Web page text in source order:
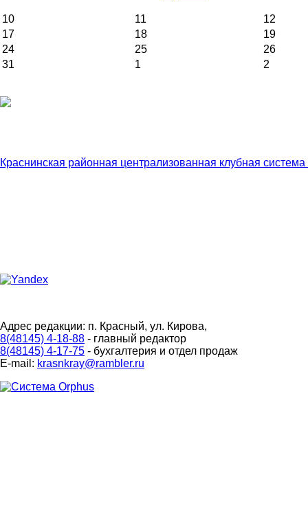
10 11
12
17
18
19
24
25
26
31
1 2
Краснинская районная централизованная клубная
Адрес редакции: п. Красный, ул. Кирова,
8(48145) 4-18-88 - главный редактор
8(48145) 4-17-75 - бухгалтерия и отдел продаж
E-mail: krasnkray@rambler.ru